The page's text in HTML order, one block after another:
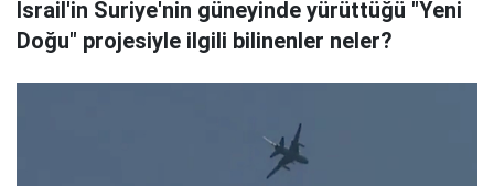
İsrail'in Suriye'nin güneyinde yürüttüğü "Yeni
Doğu" projesiyle ilgili bilinenler neler?